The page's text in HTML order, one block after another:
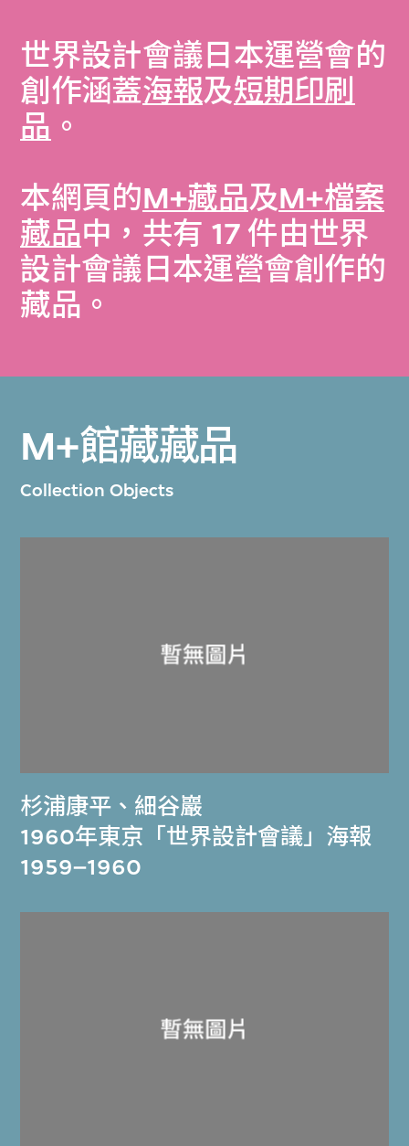
世界設計會議日本運營會的
創作涵蓋海報及短期印刷
品 。
本網頁的M+藏品及M+檔案
藏品中，共有 17 件由世界
設計會議日本運營會創作的
藏品。
M+館藏藏品
Collection Objects
杉浦康平 、 細谷巖
1960年東京「世界設計會議」海報
1959–1960